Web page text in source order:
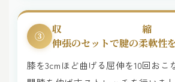
③
収
伸張のセットで腱の柔軟性
膝を3cmほど曲げる屈伸を10回おこ